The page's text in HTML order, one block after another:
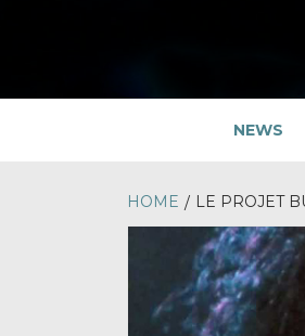
NEWS
HOME LE PROJET